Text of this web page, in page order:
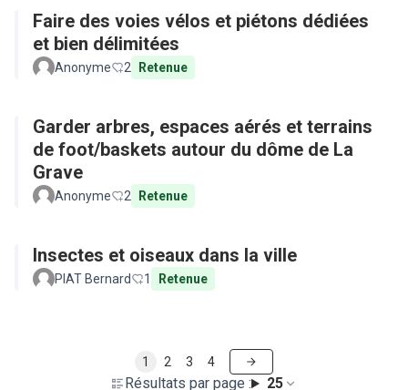
Faire des voies vélos et piétons dédiées
et bien délimitées
Anonyme 2 Retenue
Garder arbres, espaces aérés et terrains
de foot/baskets autour du dôme de La
Grave
Anonyme 2 Retenue
Insectes et oiseaux dans la ville
PIAT Bernard 1 Retenue
Résultats par page : 25
1 2 3 4